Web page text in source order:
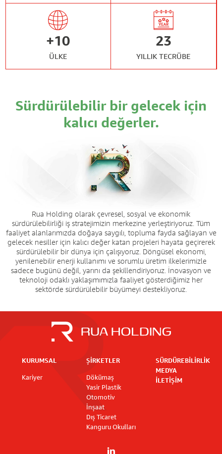
+10
ÜLKE
23
YILLIK TECRÜBE
Sürdürülebilir bir gelecek için
kalıcı değerler.
Rua Holding olarak çevresel, sosyal ve ekonomik
sürdürülebilirliği iş stratejimizin merkezine yerleştiriyoruz. Tüm
faaliyet alanlarımızda doğaya saygılı, topluma fayda sağlayan ve
gelecek nesiller için kalıcı değer katan projeleri hayata geçirerek
sürdürülebilir bir dünya için çalışıyoruz. Döngüsel ekonomi,
yenilenebilir enerji kullanımı ve sorumlu üretim ilkelerimizle
sadece bugünü değil, yarını da şekillendiriyoruz. İnovasyon ve
teknoloji odaklı yaklaşımımızla faaliyet gösterdiğimiz her
sektörde sürdürülebilir büyümeyi destekliyoruz.
KURUMSAL
Kariyer
ŞİRKETLER
Dökümaş
Yasir Plastik
Otomotiv
İnşaat
Dış Ticaret
Kanguru Okulları
SÜRDÜREBİLİRLİK
MEDYA
İLETİŞİM